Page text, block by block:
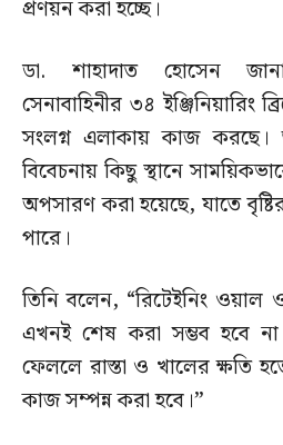
প্রণয়ন করা হচ্ছে।
ডা. শাহাদাত হোসেন
সেনাবাহিনীর ৩৪ ইঞ্জিনিয়ারিং
সংলগ্ন এলাকায় কাজ করছে।
বিবেচনায় কিছু স্থানে
অপসারণ করা হয়েছে, যাতে
পারে।
তিনি বলেন, “রিটেইনিং
এখনই শেষ করা সম্ভব হবে
ফেললে রাস্তা ও খালের ক্ষতি
কাজ সম্পন্ন করা হবে।”